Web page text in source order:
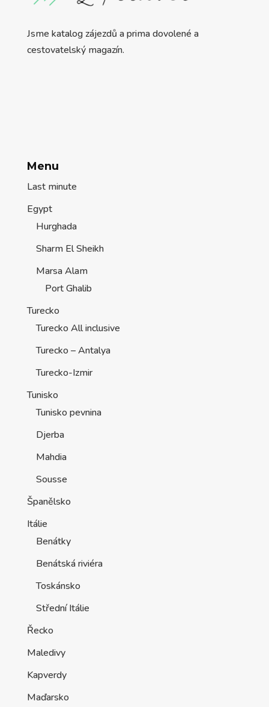
Jsme katalog zájezdů a prima dovolené a
cestovatelský magazín.
Menu
Last minute
Egypt
Hurghada
Sharm El Sheikh
Marsa Alam
Port Ghalib
Turecko
Turecko All inclusive
Turecko – Antalya
Turecko-Izmir
Tunisko
Tunisko pevnina
Djerba
Mahdia
Sousse
Španělsko
Itálie
Benátky
Benátská riviéra
Toskánsko
Střední Itálie
Řecko
Maledivy
Kapverdy
Maďarsko